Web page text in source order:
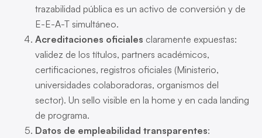
trazabilidad pública es un activo de conversión y de
E-E-A-T simultáneo.
Acreditaciones oficiales claramente expuestas:
validez de los títulos, partners académicos,
certificaciones, registros oficiales (Ministerio,
universidades colaboradoras, organismos del
sector). Un sello visible en la home y en cada landing
de programa.
Datos de empleabilidad transparentes: